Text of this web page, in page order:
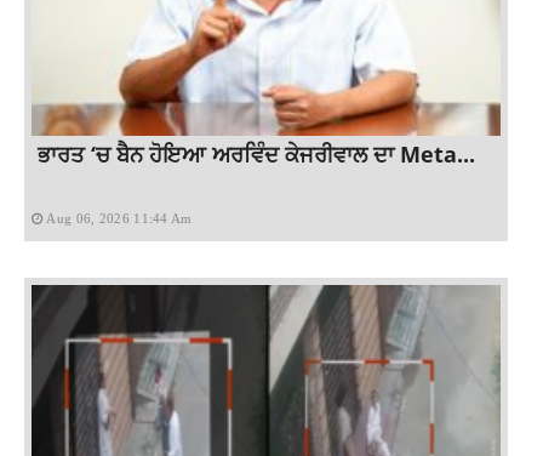
ਭਾਰਤ ‘ਚ ਬੈਨ ਹੋਇਆ ਅਰਵਿੰਦ ਕੇਜਰੀਵਾਲ ਦਾ Meta...
Aug 06, 2026 11:44 Am